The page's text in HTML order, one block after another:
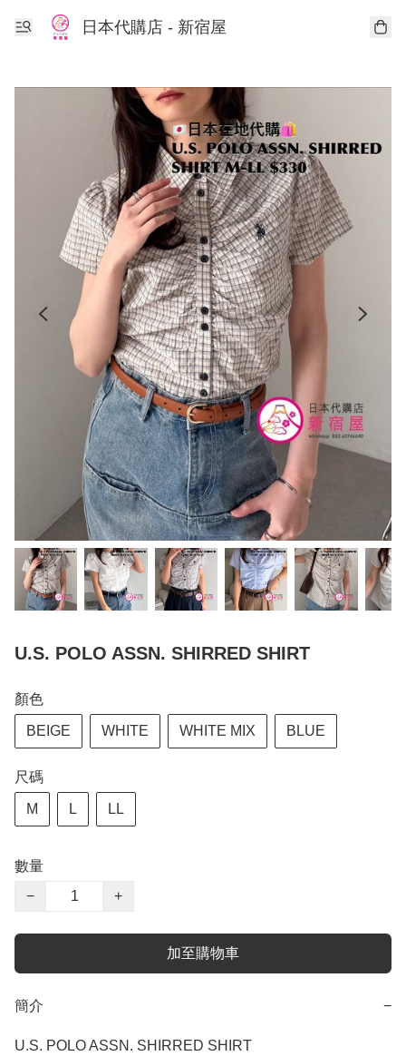
日本代購店 - 新宿屋
U.S. POLO ASSN. SHIRRED SHIRT
顏色
BEIGE WHITE WHITE MIX BLUE
尺碼
M L LL
數量
−
+
加至購物車
簡介 −
U.S. POLO ASSN. SHIRRED SHIRT